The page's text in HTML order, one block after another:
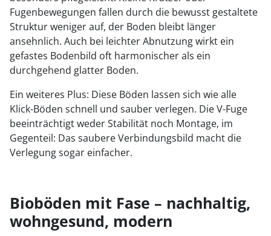
Fugenbewegungen fallen durch die bewusst gestaltete
Struktur weniger auf, der Boden bleibt länger
ansehnlich. Auch bei leichter Abnutzung wirkt ein
gefastes Bodenbild oft harmonischer als ein
durchgehend glatter Boden.
Ein weiteres Plus: Diese Böden lassen sich wie alle
Klick-Böden schnell und sauber verlegen. Die V-Fuge
beeinträchtigt weder Stabilität noch Montage, im
Gegenteil: Das saubere Verbindungsbild macht die
Verlegung sogar einfacher.
Bioböden mit Fase – nachhaltig,
wohngesund, modern